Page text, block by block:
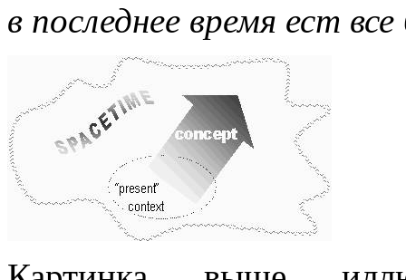
в последнее время ест